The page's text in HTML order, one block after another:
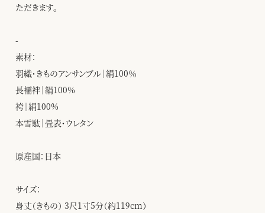
ただきます。
-
素材：
羽織・きものアンサンブル｜絹100％
長襦袢｜絹100%
袴｜絹100%
本雪駄｜畳表・ウレタン
原産国：日本
サイズ：
身丈（きもの） 3尺1寸5分（約119cm）